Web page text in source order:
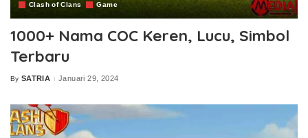
Clash of Clans Game
1000+ Nama COC Keren, Lucu, Simbol
Terbaru
Posted
By SATRIA Januari 29, 2024